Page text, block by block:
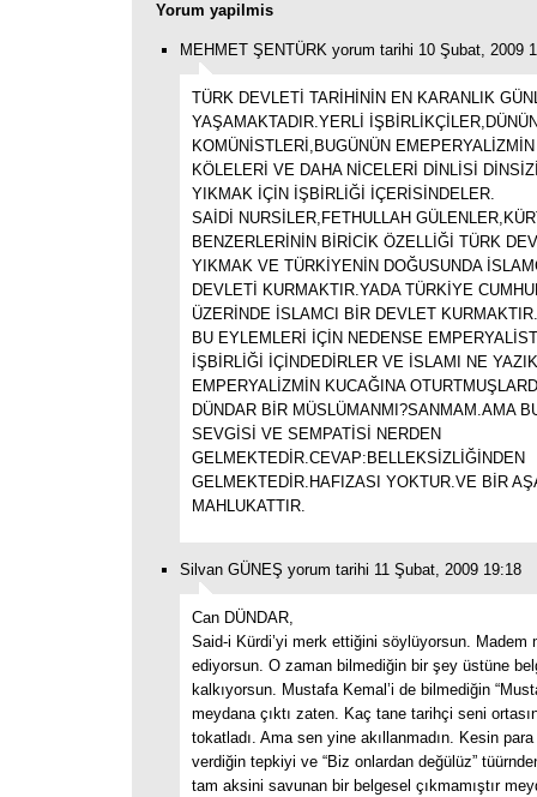
Yorum yapilmis
MEHMET ŞENTÜRK yorum tarihi 10 Şubat, 2009
TÜRK DEVLETİ TARİHİNİN EN KARANLIK
YAŞAMAKTADIR.YERLİ
KOMÜNİSTLERİ,BUGÜNÜN
KÖLELERİ VE DAHA NİCELERİ DİNLİSİ
YIKMAK İÇİN İŞBİRLİĞİ İÇERİSİNDELER.
SAİDİ NURSİLER,FETHULLAH
BENZERLERİNİN BİRİCİK ÖZELLİĞİ TÜRK
YIKMAK VE TÜRKİYENİN DOĞUSUNDA
DEVLETİ KURMAKTIR.YADA TÜRKİYE
ÜZERİNDE İSLAMCI BİR DEVLET
BU EYLEMLERİ İÇİN NEDENSE
İŞBİRLİĞİ İÇİNDEDİRLER VE İSLAMI NE
EMPERYALİZMİN KUCAĞINA
DÜNDAR BİR MÜSLÜMANMI?SANMAM.AMA
SEVGİSİ VE SEMPATİSİ NERDEN
GELMEKTEDİR.CEVAP:BELLEKSİZLİĞİNDEN
GELMEKTEDİR.HAFIZASI YOKTUR.VE BİR
MAHLUKATTIR.
Silvan GÜNEŞ yorum tarihi 11 Şubat, 2009 19:18
Can DÜNDAR,
Said-i Kürdi’yi merk ettiğini söylüyorsun. Madem
ediyorsun. O zaman bilmediğin bir şey üstüne
kalkıyorsun. Mustafa Kemal’i de bilmediğin
meydana çıktı zaten. Kaç tane tarihçi seni
tokatladı. Ama sen yine akıllanmadın. Kesin
verdiğin tepkiyi ve “Biz onlardan değülüz”
tam aksini savunan bir belgesel çıkmamıştır